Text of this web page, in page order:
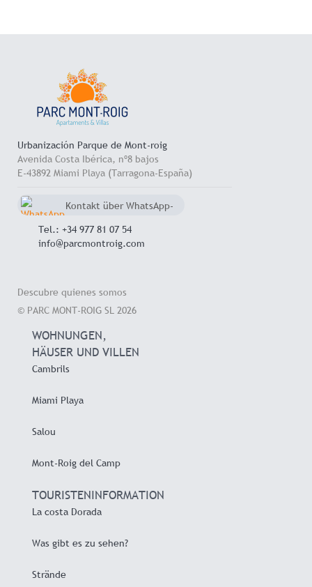
Urbanización Parque de Mont-roig
Avenida Costa Ibérica, nº8 bajos
E-43892 Miami Playa (Tarragona-España)
Kontakt über WhatsApp-
Tel.: +34 977 81 07 54
info@parcmontroig.com
Descubre quienes somos
© PARC MONT-ROIG SL 2026
WOHNUNGEN,
HÄUSER UND VILLEN
Cambrils
Miami Playa
Salou
Mont-Roig del Camp
TOURISTENINFORMATION
La costa Dorada
Was gibt es zu sehen?
Strände